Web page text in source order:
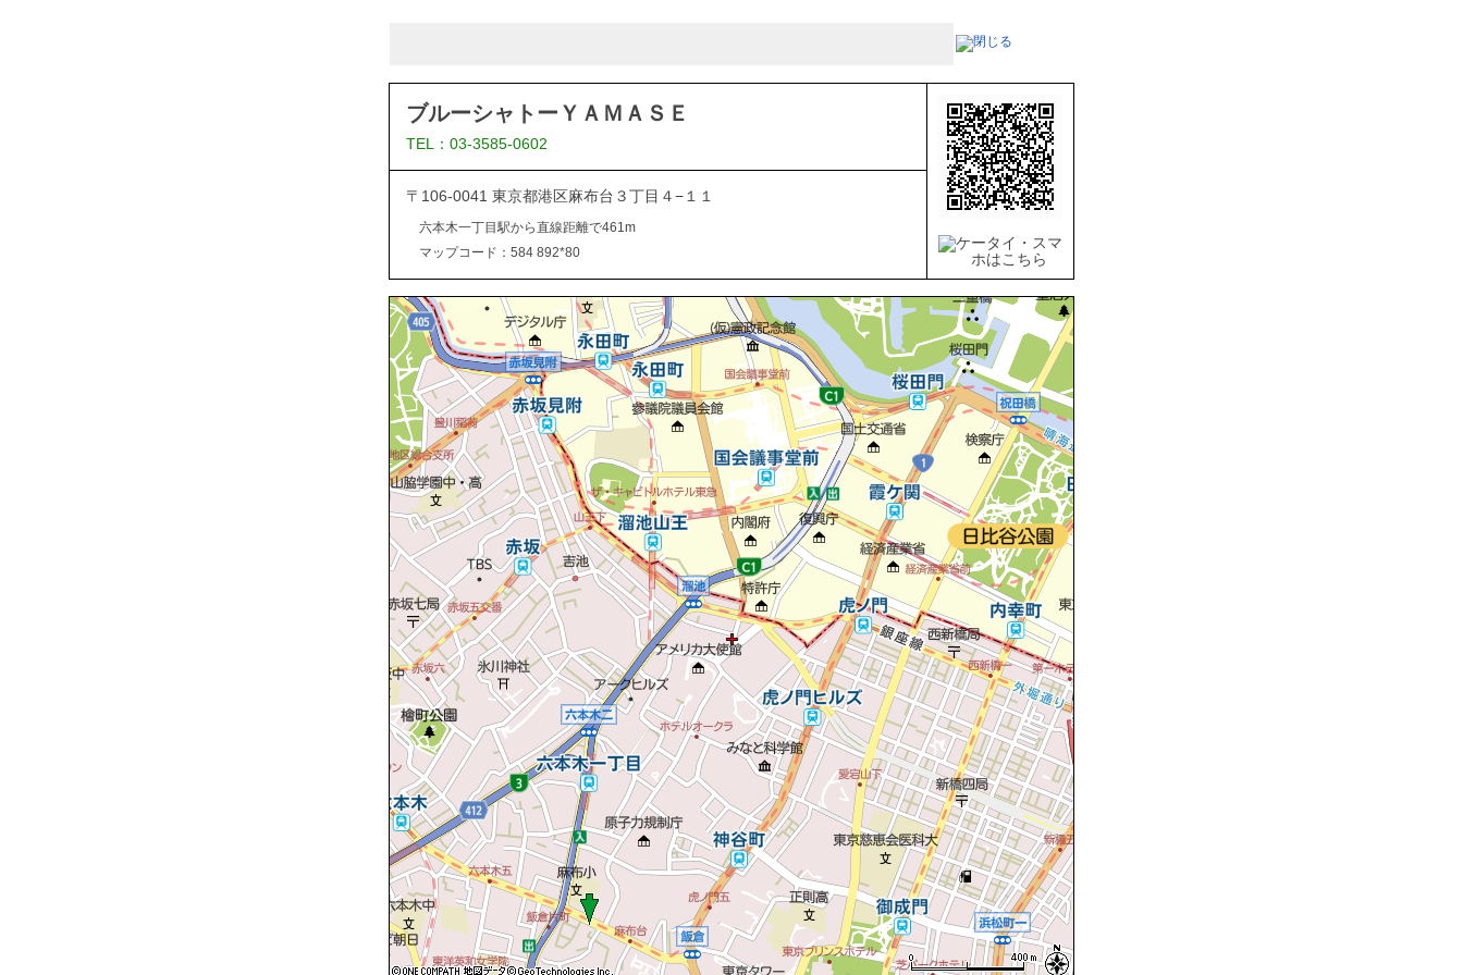
ブルーシャトーＹＡＭＡＳＥ
TEL：03-3585-0602
〒106-0041 東京都港区麻布台３丁目４−１１
六本木一丁目駅から直線距離で461m
マップコード：584 892*80